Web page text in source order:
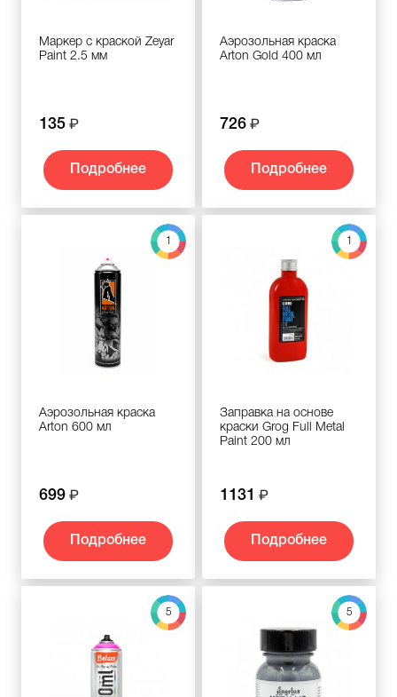
Маркер с краской Zeyar
Paint 2.5 мм
135
Подробнее
Аэрозольная краска
Arton Gold 400 мл
726
Подробнее
1
Аэрозольная краска
Arton 600 мл
699
Подробнее
1
Заправка на основе
краски Grog Full Metal
Paint 200 мл
1131
Подробнее
5 5